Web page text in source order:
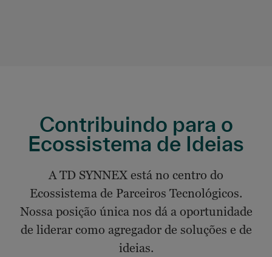
Contribuindo para o
Ecossistema de Ideias
A TD SYNNEX está no centro do
Ecossistema de Parceiros Tecnológicos.
Nossa posição única nos dá a oportunidade
de liderar como agregador de soluções e de
ideias.